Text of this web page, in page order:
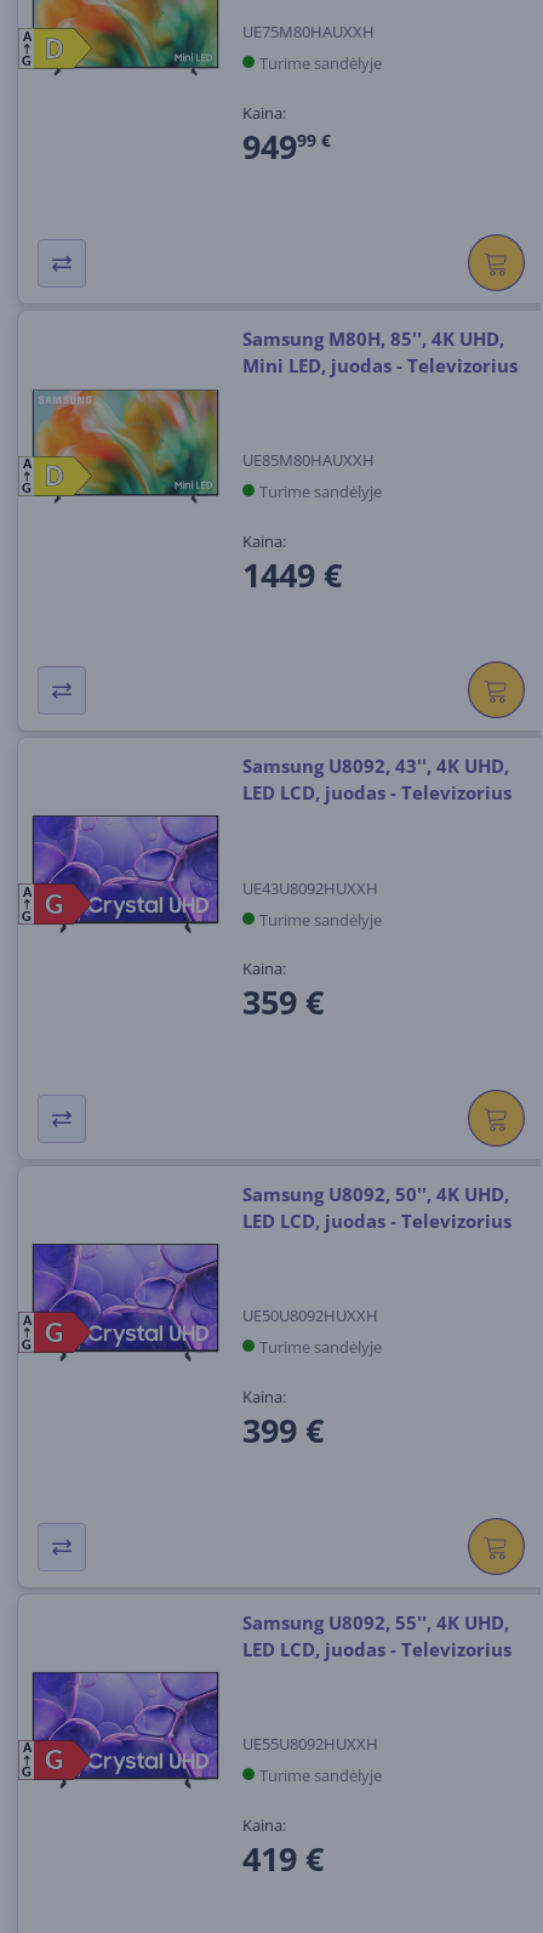
D
D
A
G
UE75M80HAUXXH
Turime sandėlyje
Kaina:
94999 €
D
D
A
G
Samsung M80H, 85'', 4K UHD,
Mini LED, juodas - Televizorius
UE85M80HAUXXH
Turime sandėlyje
Kaina:
1449 €
G
G
A
G
Samsung U8092, 43'', 4K UHD,
LED LCD, juodas - Televizorius
UE43U8092HUXXH
Turime sandėlyje
Kaina:
359 €
G
G
A
G
Samsung U8092, 50'', 4K UHD,
LED LCD, juodas - Televizorius
UE50U8092HUXXH
Turime sandėlyje
Kaina:
399 €
G
G
A
G
Samsung U8092, 55'', 4K UHD,
LED LCD, juodas - Televizorius
UE55U8092HUXXH
Turime sandėlyje
Kaina:
419 €